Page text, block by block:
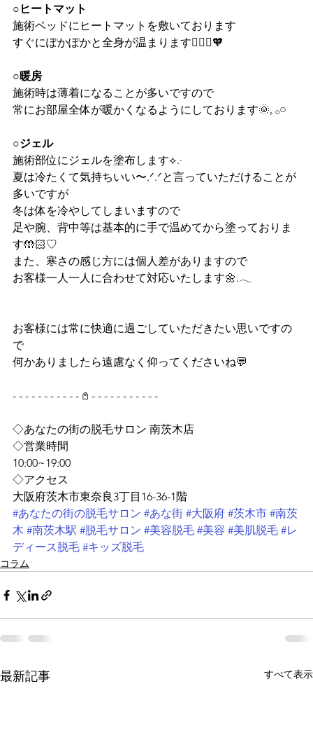
○ヒートマット
施術ベッドにヒートマットを敷いております
すぐにぽかぽかと全身が温まります‪‪🧖🏼‍♀️🧡
○暖房
施術時は薄着になることが多いですので
常にお部屋全体が暖かくなるようにしております🌞𓈒 𓂂𓏸
○ジェル
施術部位にジェルを塗布します⟡.·
夏は冷たくて気持ちいい〜.ᐟ‪.ᐟ‪と言っていただけることが
多いですが
冬は体を冷やしてしまいますので
足や腕、背中等は基本的に手で温めてから塗っておりま
す🤲🏻♡
また、寒さの感じ方には個人差がありますので
お客様一人一人に合わせて対応いたします🌼.𓂃
お客様には常に快適に過ごしていただきたい思いですの
で
何かありましたら遠慮なく仰ってくださいね💬
- - - - - - - - - - - 𖤘 - - - - - - - - - - -
◇あなたの街の脱毛サロン 南茨木店
◇営業時間
10:00~19:00
◇アクセス
大阪府茨木市東奈良3丁目16-36-1階
#あなたの街の脱毛サロン #あな街 #大阪府 #茨木市 #南茨
木 #南茨木駅 #脱毛サロン #美容脱毛 #美容 #美肌脱毛 #レ
ディース脱毛 #キッズ脱毛
コラム
最新記事 すべて表示